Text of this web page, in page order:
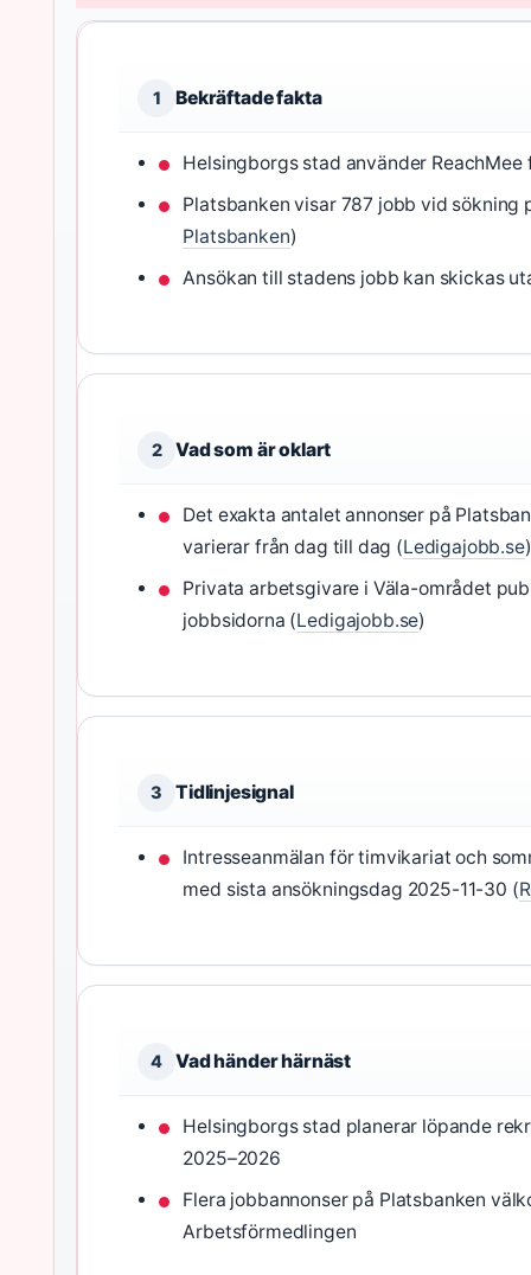
1 Bekräftade fakta
Helsingborgs stad använder
Platsbanken visar 787 jobb vid sökning
Platsbanken)
Ansökan till stadens jobb kan skickas
2 Vad som är oklart
Det exakta antalet annonser på
varierar från dag till dag (Ledigajobb.se)
Privata arbetsgivare i Väla-området
jobbsidorna (Ledigajobb.se)
3 Tidlinjesignal
Intresseanmälan för timvikariat och
med sista ansökningsdag 2025-11-30 (
4 Vad händer härnäst
Helsingborgs stad planerar löpande
2025–2026
Flera jobbannonser på Platsbanken
Arbetsförmedlingen